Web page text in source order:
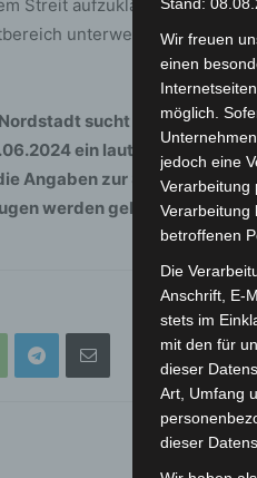
Streit aufzuklären. In den
unterwegs, wo der
sucht daher
ein lautstark
Angaben zur Situation rund
werden gebeten, sich
Wir freuen
einen
möglich.
jedoch eine
Verarbeitung
Verarbeitung
betroffenen
Die
Anschrift, E-
stets im
mit den für
dieser
Art, Umfang
dieser